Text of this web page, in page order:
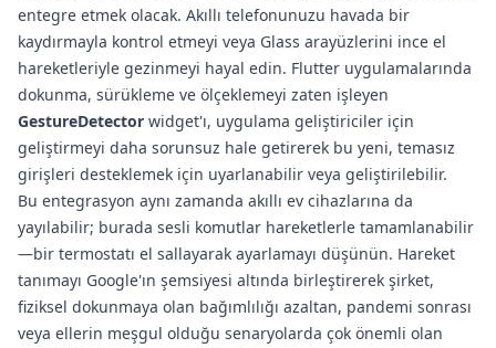
entegre etmek olacak. Akıllı telefonunuzu havada bir
kaydırmayla kontrol etmeyi veya Glass arayüzlerini ince el
hareketleriyle gezinmeyi hayal edin. Flutter uygulamalarında
dokunma, sürükleme ve ölçeklemeyi zaten işleyen
GestureDetector widget'ı, uygulama geliştiriciler için
geliştirmeyi daha sorunsuz hale getirerek bu yeni, temasız
girişleri desteklemek için uyarlanabilir veya geliştirilebilir.
Bu entegrasyon aynı zamanda akıllı ev cihazlarına da
yayılabilir; burada sesli komutlar hareketlerle tamamlanabilir
—bir termostatı el sallayarak ayarlamayı düşünün. Hareket
tanımayı Google'ın şemsiyesi altında birleştirerek şirket,
fiziksel dokunmaya olan bağımlılığı azaltan, pandemi sonrası
veya ellerin meşgul olduğu senaryolarda çok önemli olan